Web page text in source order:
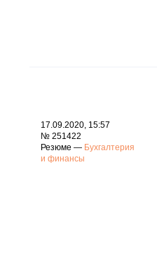
17.09.2020, 15:57
№ 251422
Резюме — Бухгалтерия
и финансы